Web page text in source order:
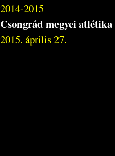
2014-2015
Csongrád megyei
2015. április 27.